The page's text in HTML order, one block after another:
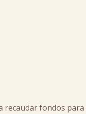
recaudar fondos para